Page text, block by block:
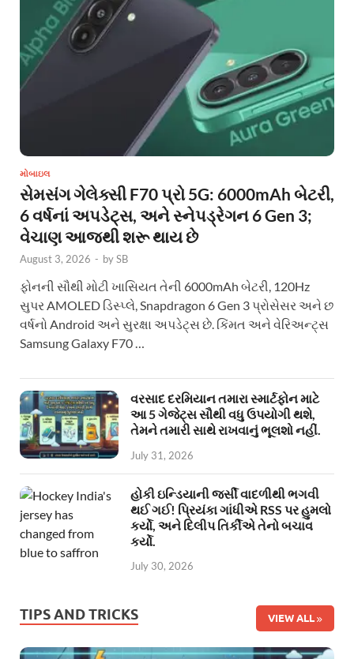
મોબાઇલ
સેમસંગ ગેલેક્સી F70 પ્રો 5G: 6000mAh બેટરી,
6 વર્ષનાં અપડેટ્સ, અને સ્નેપડ્રેગન 6 Gen 3;
વેચાણ આજથી શરૂ થાય છે
August 3, 2026 - bySB
ફોનની સૌથી મોટી ખાસિયત તેની 6000mAh બેટરી, 120Hz
સુપર AMOLED ડિસ્પ્લે, Snapdragon 6 Gen 3 પ્રોસેસર અને છ
વર્ષનો Android અને સુરક્ષા અપડેટ્સ છે. કિંમત અને વેરિઅન્ટ્સ
Samsung Galaxy F70 …
વરસાદ દરમિયાન તમારા સ્માર્ટફોન માટે
આ 5 ગેજેટ્સ સૌથી વધુ ઉપયોગી થશે,
તેમને તમારી સાથે રાખવાનું ભૂલશો નહીં.
July 31, 2026
હોકી ઇન્ડિયાની જર્સી વાદળીથી ભગવી
થઈ ગઈ! પ્રિયંકા ગાંધીએ RSS પર હુમલો
કર્યો, અને દિલીપ તિર્કીએ તેનો બચાવ
કર્યો.
July 30, 2026
TIPS AND TRICKS VIEW ALL